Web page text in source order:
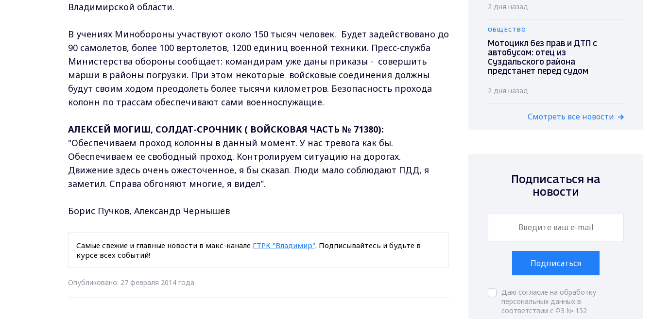
Владимирской области.
В учениях Минобороны участвуют около 150 тысяч человек. Будет задействовано до
90 самолетов, более 100 вертолетов, 1200 единиц военной техники. Пресс-служба
Министерства обороны сообщает: командирам уже даны приказы - совершить
марши в районы погрузки. При этом некоторые войсковые соединения должны
будут своим ходом преодолеть более тысячи километров. Безопасность прохода
колонн по трассам обеспечивают сами военнослужащие.
АЛЕКСЕЙ МОГИШ, СОЛДАТ-СРОЧНИК ( ВОЙСКОВАЯ ЧАСТЬ № 71380):
"Обеспечиваем проход колонны в данный момент. У нас тревога как бы.
Обеспечиваем ее свободный проход. Контролируем ситуацию на дорогах.
Движение здесь очень ожесточенное, я бы сказал. Люди мало соблюдают ПДД, я
заметил. Справа обгоняют многие, я видел".
Борис Пучков, Александр Чернышев
Самые свежие и главные новости в макс-канале ГТРК "Владимир". Подписывайтесь и будьте в
курсе всех событий!
Опубликовано: 27 февраля 2014 года
2 дня назад
ОБЩЕСТВО
Мотоцикл без прав и ДТП с
автобусом: отец из
Суздальского района
предстанет перед судом
2 дня назад
Смотреть все новости
Подписаться на
новости
Подписаться
Даю согласие на обработку
персональных данных в
соответствии с ФЗ № 152